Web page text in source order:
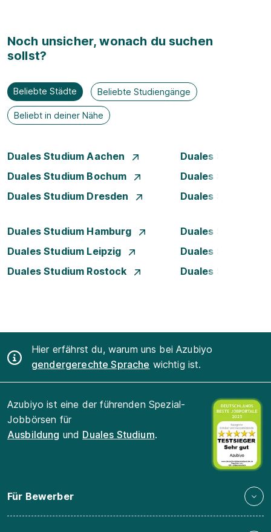
Noch unsicher, wonach du suchen
sollst?
Beliebte Städte Beliebte Studiengänge
Beliebt in deiner Nähe
Duales Studium Aachen
Duales Studium
Duales Studium Bochum
Duales Studium
Duales Studium Dresden
Duales Studium
Duales Studium Hamburg
Duales Studium
Duales Studium Leipzig
Duales Studium
Duales Studium Rostock
Duales Studium
Hier erfährst du, warum uns bei Azubiyo
gendergerechte Sprache wichtig ist.
Azubiyo ist eine der führenden Spezial-
Jobbörsen für
Ausbildung und Duales Studium.
Für Bewerber